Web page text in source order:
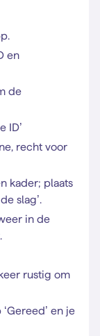
en
de
ID’
recht voor
kader; plaats
slag’.
in de
rustig om
en je